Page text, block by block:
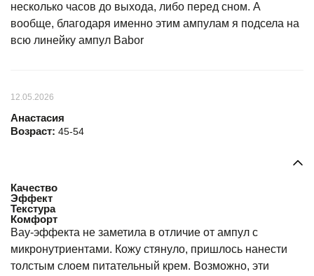
несколько часов до выхода, либо перед сном. А
вообще, благодаря именно этим ампулам я подсела на
всю линейку ампул Babor
12.05.2026
Анастасия
Возраст: 45-54
Качество
Эффект
Текстура
Комфорт
Вау-эффекта не заметила в отличие от ампул с
микронутриентами. Кожу стянуло, пришлось нанести
толстым слоем питательный крем. Возможно, эти